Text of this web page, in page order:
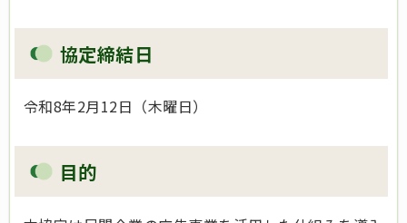
協定締結日
令和8年2月12日（木曜日）
目的